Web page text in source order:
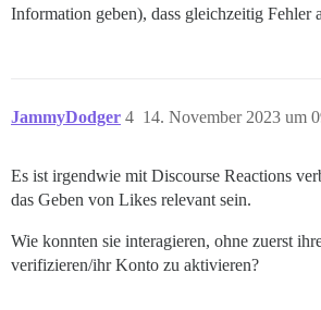
Information geben), dass gleichzeitig Fehler
JammyDodger 14. November 2023 um
4
Es ist irgendwie mit Discourse Reactions
das Geben von Likes relevant sein.
Wie konnten sie interagieren, ohne zuerst
verifizieren/ihr Konto zu aktivieren?